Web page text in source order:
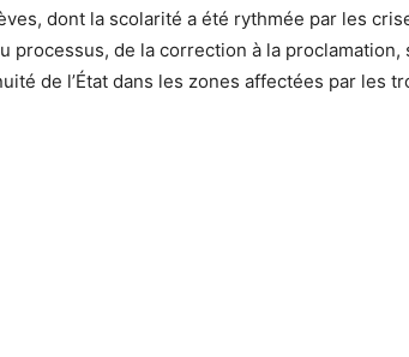
dont la scolarité a été rythmée par les
processus, de la correction à la proclamation,
de l’État dans les zones affectées par les